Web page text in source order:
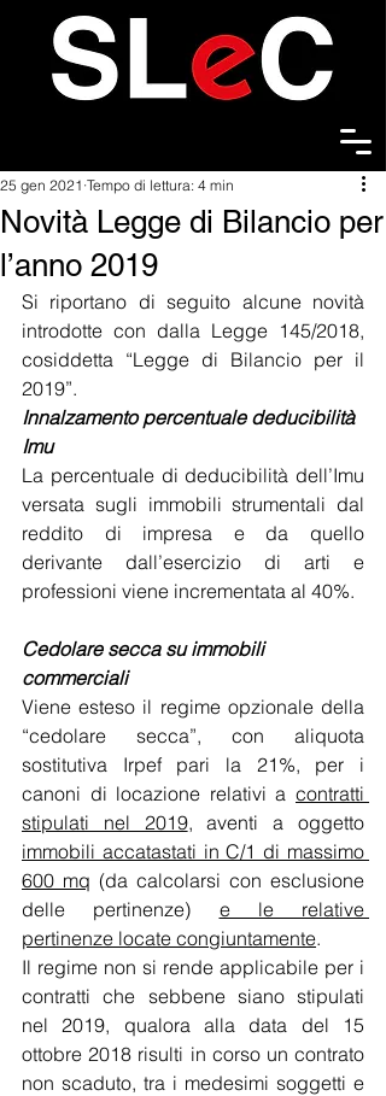
Novità Legge di Bilancio per
l’anno 2019
25 gen 2021 Tempo di lettura: 4 min
Si riportano di seguito alcune novità
introdotte con dalla Legge 145/2018,
cosiddetta “Legge di Bilancio per il
2019”.
Innalzamento percentuale deducibilità
Imu
La percentuale di deducibilità dell’Imu
versata sugli immobili strumentali dal
reddito di impresa e da quello
derivante dall’esercizio di arti e
professioni viene incrementata al 40%.
Cedolare secca su immobili
commerciali
Viene esteso il regime opzionale della
“cedolare secca”, con aliquota
sostitutiva Irpef pari la 21%, per i
canoni di locazione relativi a contratti
stipulati nel 2019
immobili accatastati in C/1 di massimo
600 mq (da calcolarsi con esclusione
delle pertinenze) e le relative
pertinenze locate congiuntamente.
Il regime non si rende applicabile per i
contratti che sebbene siano stipulati
nel 2019, qualora alla data del 15
ottobre 2018 risulti in corso un contrato
non scaduto, tra i medesimi soggetti e